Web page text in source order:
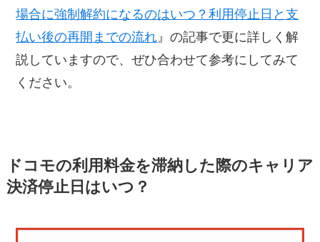
場合に強制解約になるのはいつ？利用停止日と支
払い後の再開までの流れ 』の記事で更に詳しく解
説していますので、ぜひ合わせて参考にしてみて
ください。
ドコモの利用料金を滞納した際のキャリア
決済停止日はいつ？